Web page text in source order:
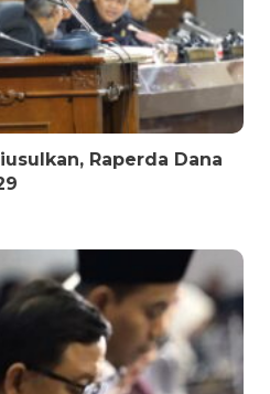
Raperda Dana